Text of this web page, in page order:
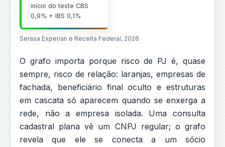
início do teste CBS
0,9% + IBS 0,1%
Serasa Experian e Receita Federal, 2026
O grafo importa porque risco de PJ é, quase
sempre, risco de relação: laranjas, empresas de
fachada, beneficiário final oculto e estruturas
em cascata só aparecem quando se enxerga a
rede, não a empresa isolada. Uma consulta
cadastral plana vê um CNPJ regular; o grafo
revela que ele se conecta a um sócio